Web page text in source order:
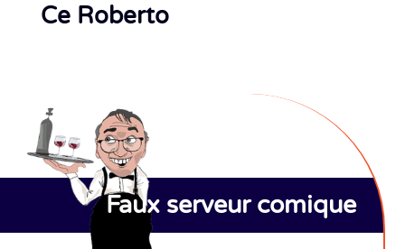
Ce Roberto
Faux serveur comique